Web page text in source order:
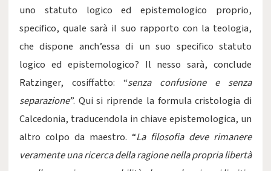
uno statuto logico ed epistemologico proprio,
specifico, quale sarà il suo rapporto con la teologia,
che dispone anch’essa di un suo specifico statuto
logico ed epistemologico? Il nesso sarà, conclude
Ratzinger, cosiffatto: “senza confusione e senza
separazione”. Qui si riprende la formula cristologia di
Calcedonia, traducendola in chiave epistemologica, un
altro colpo da maestro. “La filosofia deve rimanere
veramente una ricerca della ragione nella propria libertà